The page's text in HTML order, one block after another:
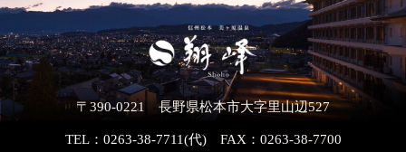
〒390-0221 長野県松本市大字里山辺527
TEL：0263-38-7711(代)FAX：0263-38-7700